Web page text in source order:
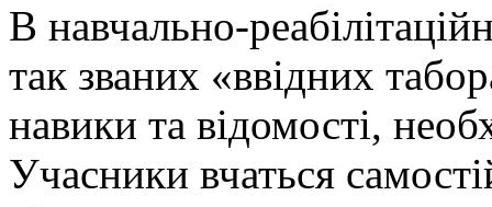
В навчально-
так званих «ввідних
навики та відомості,
Учасники вчаться